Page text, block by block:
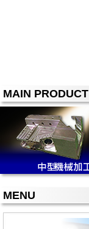
MAIN PRODUCT
MENU